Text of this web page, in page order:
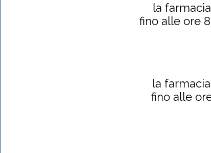
la
fino alle ore
la
fino alle